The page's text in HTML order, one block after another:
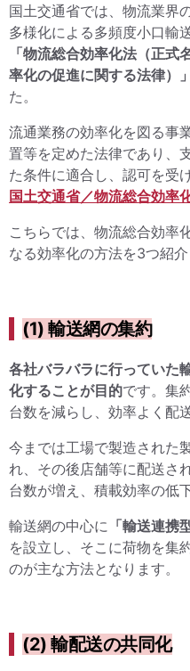
国土交通省では、物流業界
多様化による多頻度小口輸
「物流総合効率化法（正
率化の促進に関する法律）」
た。
流通業務の効率化を図る事
置等を定めた法律であり、
た条件に適合し、認可を受
国土交通省／物流総合効率
こちらでは、物流総合効率
なる効率化の方法を3つ紹介
(1) 輸送網の集約
各社バラバラに行っていた
化することが目的です。集
台数を減らし、効率よく配
今までは工場で製造された
れ、その後店舗等に配送さ
台数が増え、積載効率の低
輸送網の中心に 「輸送連携
を設立し、そこに荷物を集
のが主な方法となります。
(2) 輸配送の共同化